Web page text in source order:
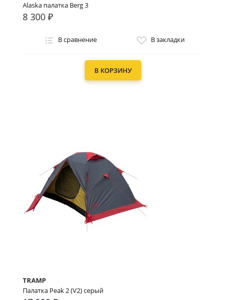
Alaska палатка Berg 3
8 300 ₽
В сравнение В закладки
В КОРЗИНУ
TRAMP
Палатка Peak 2 (V2) серый